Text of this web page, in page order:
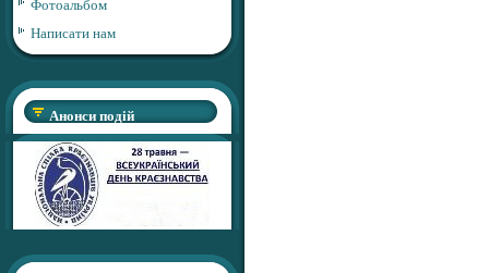
Фотоальбом
Написати нам
Анонси подій